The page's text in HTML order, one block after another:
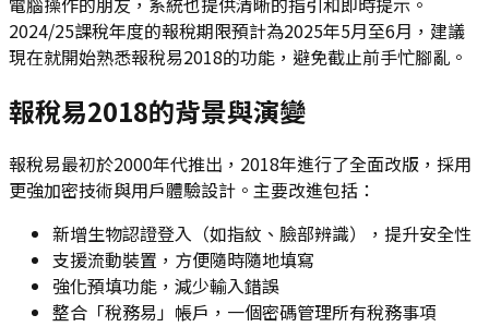
2024/25課稅年度的報稅期限預計為2025年5月至6月，建議
現在就開始熟悉報稅易2018的功能，避免截止前手忙腳亂。
報稅易2018的背景與演變
報稅易最初於2000年代推出，2018年進行了全面改版，採用
更強加密技術與用戶體驗設計。主要改進包括：
新增生物認證登入（如指紋、臉部辨識），提升安全性
支援流動裝置，方便隨時隨地填寫
強化預填功能，減少輸入錯誤
整合「稅務易」帳戶，一個密碼管理所有稅務事項